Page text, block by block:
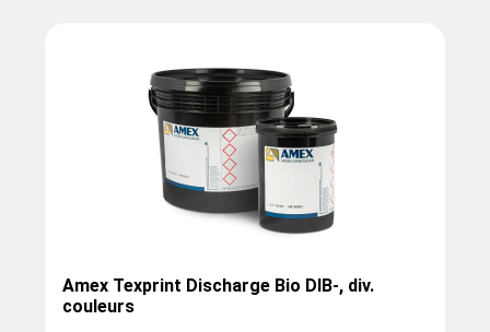
Amex Texprint Discharge Bio DIB-, div.
couleurs